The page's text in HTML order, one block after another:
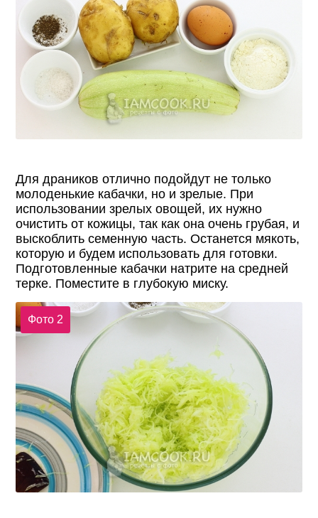
Для драников отлично подойдут не только
молоденькие кабачки, но и зрелые. При
использовании зрелых овощей, их нужно
очистить от кожицы, так как она очень грубая, и
выскоблить семенную часть. Останется мякоть,
которую и будем использовать для готовки.
Подготовленные кабачки натрите на средней
терке. Поместите в глубокую миску.
Фото 2